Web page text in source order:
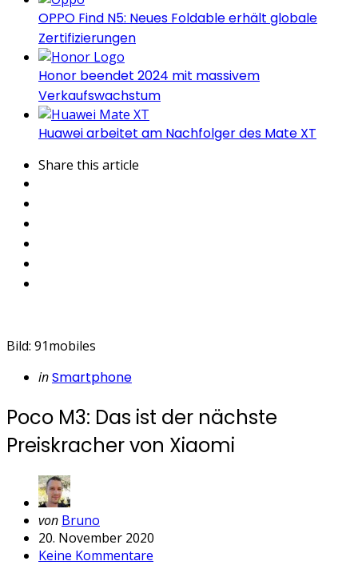
OPPO Find N5: Neues Foldable erhält globale
Zertifizierungen
Honor beendet 2024 mit massivem
Verkaufswachstum
Huawei arbeitet am Nachfolger des Mate XT
Share this article
Bild: 91mobiles
Categories
Posted
inSmartphone
Poco M3: Das ist der nächste
Preiskracher von Xiaomi
Geschrieben
von
von Bruno
20. November 2020
Keine Kommentare